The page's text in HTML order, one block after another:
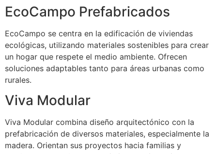
EcoCampo Prefabricados
EcoCampo se centra en la edificación de viviendas
ecológicas, utilizando materiales sostenibles para crear
un hogar que respete el medio ambiente. Ofrecen
soluciones adaptables tanto para áreas urbanas como
rurales.
Viva Modular
Viva Modular combina diseño arquitectónico con la
prefabricación de diversos materiales, especialmente la
madera. Orientan sus proyectos hacia familias y